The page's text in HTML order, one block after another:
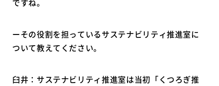
ですね。
ーその役割を担っているサステナビリティ推進室に
ついて教えてください。
臼井：サステナビリティ推進室は当初「くつろぎ推